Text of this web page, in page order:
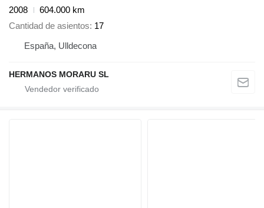
2008
604.000 km
Cantidad de asientos 17
España, Ulldecona
HERMANOS MORARU SL